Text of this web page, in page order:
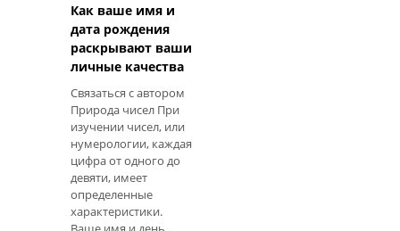
Как ваше имя и
дата рождения
раскрывают ваши
личные качества
Связаться с автором
Природа чисел При
изучении чисел, или
нумерологии, каждая
цифра от одного до
девяти, имеет
определенные
характеристики.